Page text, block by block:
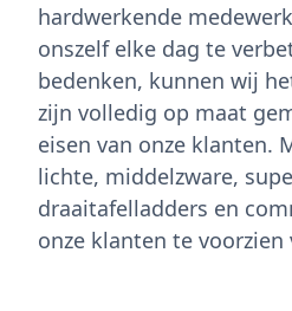
hardwerkende
onszelf elke dag te
bedenken, kunnen wij
zijn volledig op maat
eisen van onze klanten.
lichte, middelzware,
draaitafelladders en
onze klanten te voorzien